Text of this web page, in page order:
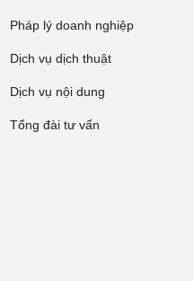
Pháp lý doanh nghiệp
Dịch vụ dịch thuật
Dịch vụ nội dung
Tổng đài tư vấn